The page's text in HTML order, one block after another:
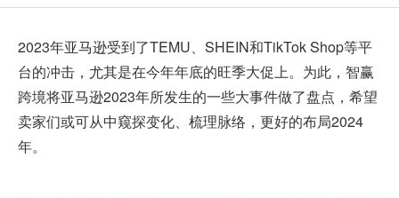
2023年亚马逊受到了TEMU、SHEIN和TikTok Shop等平
台的冲击，尤其是在今年年底的旺季大促上。为此，智赢
跨境将亚马逊2023年所发生的一些大事件做了盘点，希望
卖家们或可从中窥探变化、梳理脉络，更好的布局2024
年。